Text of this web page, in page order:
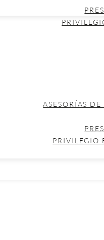
ASESORÍAS
PRIVILEGIO